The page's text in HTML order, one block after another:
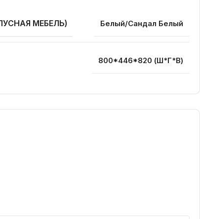
МЕБЕЛЬ) Белый/Сандал Белый
800*446*820 (Ш*Г*В)